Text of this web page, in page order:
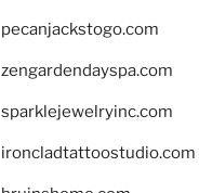
pecanjackstogo.com
zengardendayspa.com
sparklejewelryinc.com
ironcladtattoostudio.com